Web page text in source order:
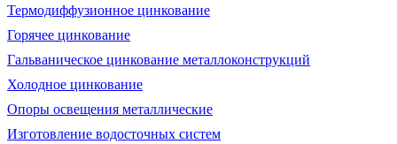
Термодиффузионное цинкование
Горячее цинкование
Гальваническое цинкование металлоконструкций
Холодное цинкование
Опоры освещения металлические
Изготовление водосточных систем